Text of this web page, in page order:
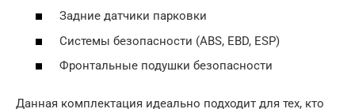
Задние датчики парковки
Системы безопасности (ABS, EBD, ESP)
Фронтальные подушки безопасности
Данная комплектация идеально подходит для тех, кто